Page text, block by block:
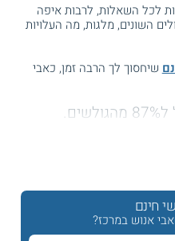
לכל השאלות, לרבות איפה
השונים, מלגות, מה העלויות
שיחסוך לך הרבה זמן, כאבי
ראשון בתל אביב והמרכז
ללימודי ניהול משאבי
חינם
אנוש במרכז?